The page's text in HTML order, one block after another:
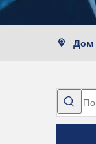
Дом